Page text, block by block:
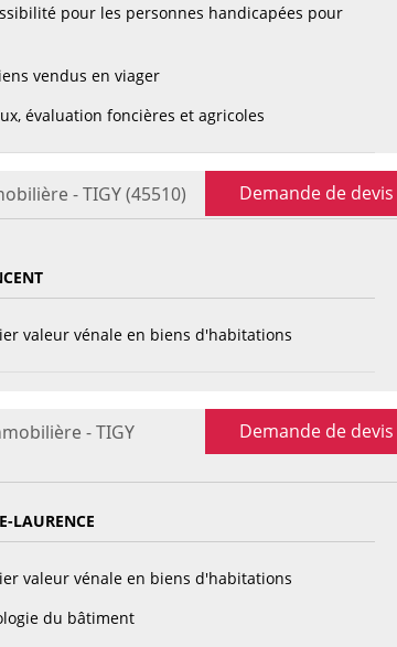
pour les personnes handicapées pour
vendus en viager
évaluation foncières et agricoles
- TIGY (45510) Demande de devis
valeur vénale en biens d'habitations
- TIGY
Demande de devis
LAURENCE
valeur vénale en biens d'habitations
du bâtiment